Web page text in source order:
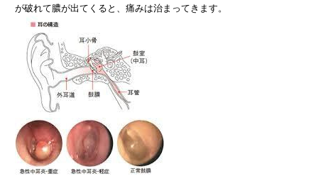
が破れて膿が出てくると、痛みは治まってきます。